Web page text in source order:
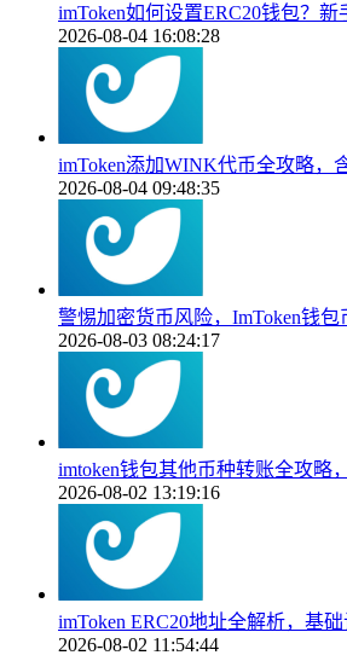
imToken如何设置ERC20钱包？
2026-08-04 16:08:28
imToken添加WINK代币全攻略，
2026-08-04 09:48:35
警惕加密货币风险，ImToken钱
2026-08-03 08:24:17
imtoken钱包其他币种转账全攻略
2026-08-02 13:19:16
imToken ERC20地址全解析，基
2026-08-02 11:54:44